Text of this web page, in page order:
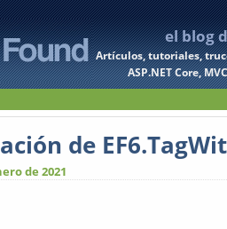
el blog
Artículos, tutoriales,
ASP.NET Core,
de
de 2021